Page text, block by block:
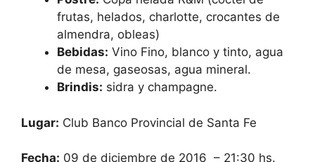
frutas, helados, charlotte, crocantes de
almendra, obleas)
Bebidas: Vino Fino, blanco y tinto, agua
de mesa, gaseosas, agua mineral.
Brindis: sidra y champagne.
Lugar: Club Banco Provincial de Santa Fe
Fecha: 09 de diciembre de 2016 – 21:30 hs.